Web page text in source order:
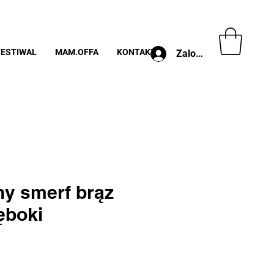
Zaloguj
MAM.OFFA KONTAKT
smerf brąz